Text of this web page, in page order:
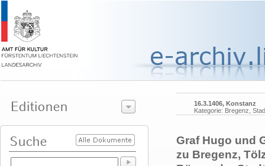
16.3.1406, Konstanz
Kategorie: Bregenz,
Graf Hugo und
zu Bregenz,